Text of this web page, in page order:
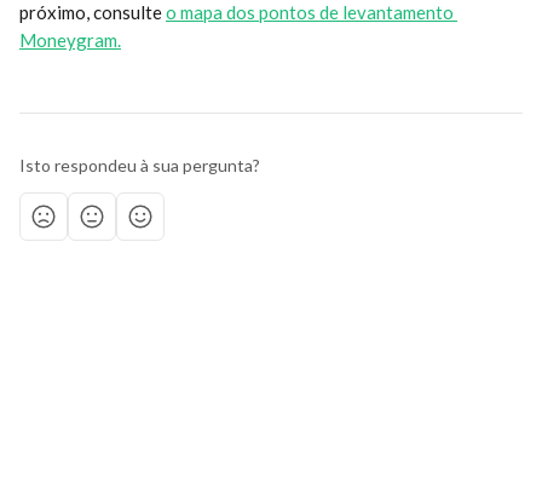
próximo, consulte o mapa dos pontos de levantamento
Moneygram.
Isto respondeu à sua pergunta?